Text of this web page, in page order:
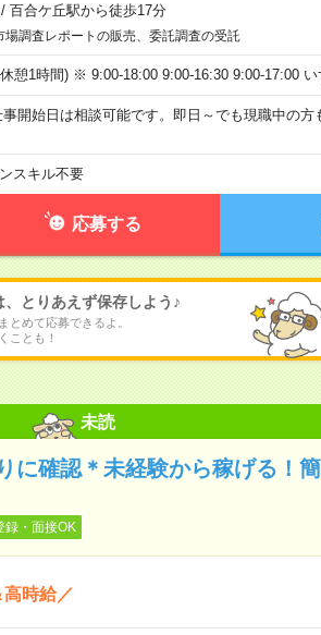
百合ケ丘駅から徒歩17分
調査レポートの販売、委託調査の受託
憩1時間) ※ 9:00-18:00 9:00-16:30 9:00-17:00 い
開始日は相談可能です。即日～でも現職中の
スキル不要
応募する
、とりあえず保存しよう♪
とめて応募できるよ。
ことも！
未読
に確認＊未経験から稼げる！
録・面接OK
時給／